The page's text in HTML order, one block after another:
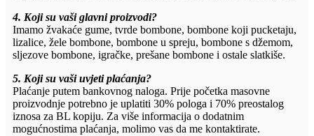
4. Koji su vaši glavni proizvodi?
Imamo žvakaće gume, tvrde bombone, bombone koji pucketaju,
lizalice, žele bombone, bombone u spreju, bombone s džemom,
sljezove bombone, igračke, prešane bombone i ostale slatkiše.
5. Koji su vaši uvjeti plaćanja?
Plaćanje putem bankovnog naloga. Prije početka masovne
proizvodnje potrebno je uplatiti 30% pologa i 70% preostalog
iznosa za BL kopiju. Za više informacija o dodatnim
mogućnostima plaćanja, molimo vas da me kontaktirate.